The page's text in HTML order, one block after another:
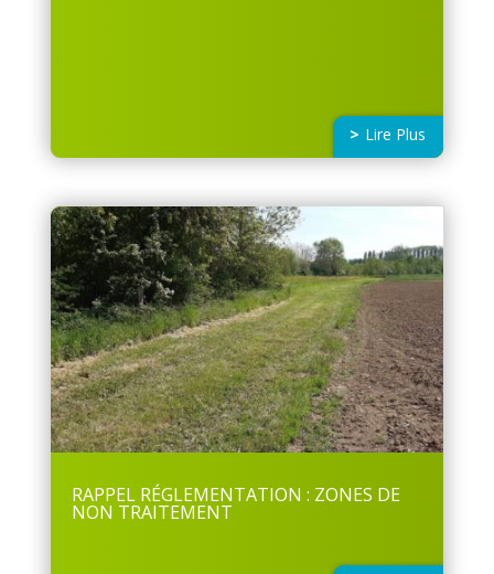
Lire Plus
RAPPEL RÉGLEMENTATION : ZONES DE
NON TRAITEMENT